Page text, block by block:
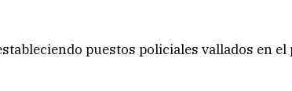
puestos policiales vallados en